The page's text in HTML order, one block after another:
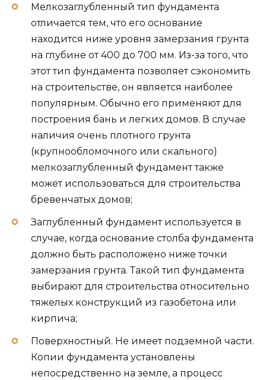
Мелкозаглубленный тип фундамента
отличается тем, что его основание
находится ниже уровня замерзания грунта
на глубине от 400 до 700 мм. Из-за того, что
этот тип фундамента позволяет сэкономить
на строительстве, он является наиболее
популярным. Обычно его применяют для
построения бань и легких домов. В случае
наличия очень плотного грунта
(крупнообломочного или скального)
мелкозаглубленный фундамент также
может использоваться для строительства
бревенчатых домов;
Заглубленный фундамент используется в
случае, когда основание столба фундамента
должно быть расположено ниже точки
замерзания грунта. Такой тип фундамента
выбирают для строительства относительно
тяжелых конструкций из газобетона или
кирпича;
Поверхностный. Не имеет подземной части.
Копии фундамента установлены
непосредственно на земле, а процесс